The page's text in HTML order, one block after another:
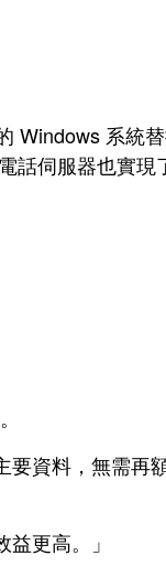
Windows 系統
話伺服器也實現
要資料，無需再
更高。」